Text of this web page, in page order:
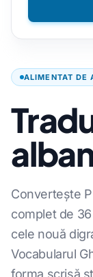
ALIMENTAT DE
Convertește
complet de
cele nouă
Vocabularul
forma scrisă